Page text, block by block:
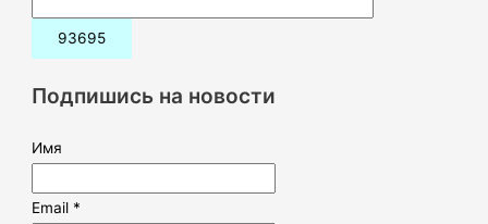
и
:Подпишись на новости
Имя
Email *